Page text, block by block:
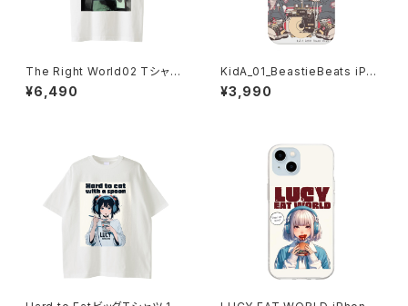
The Right World02 Tシャツ
1014-230221352
¥6,490
KidA_01_BeastieBeats iPho
neケース 1017-240218082
¥3,990